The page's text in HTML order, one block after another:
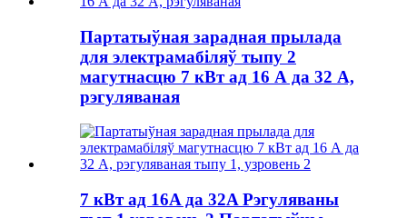
Партатыўная зарадная прылада
для электрамабіляў тыпу 2
магутнасцю 7 кВт ад 16 А да 32 А,
рэгуляваная
7 кВт ад 16A да 32A Рэгуляваны